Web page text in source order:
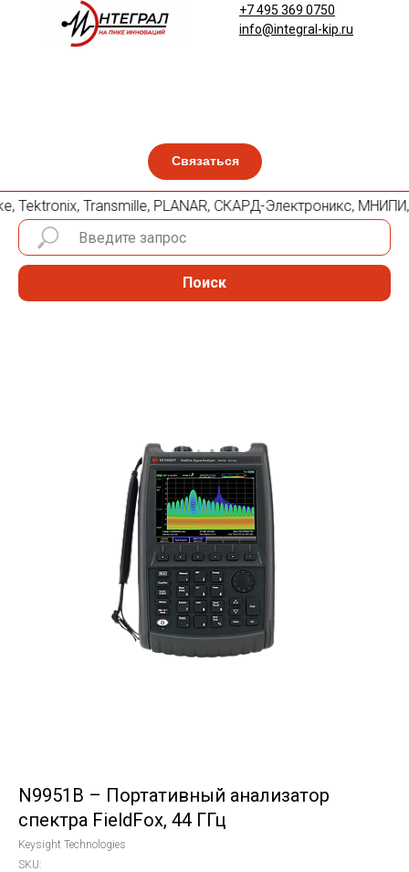
Связаться
+7 495 369 0750
info@integral-kip.ru
Transmille, PLANAR, СКАРД-Электроникс, МНИПИ,
Поиск
N9951B – Портативный анализатор
спектра FieldFox, 44 ГГц
Keysight Technologies
SKU: